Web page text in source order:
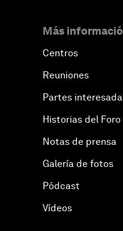
Más
Centros
Reuniones
Partes
Historias del Foro
Notas de prensa
Galería de fotos
Pódcast
Vídeos